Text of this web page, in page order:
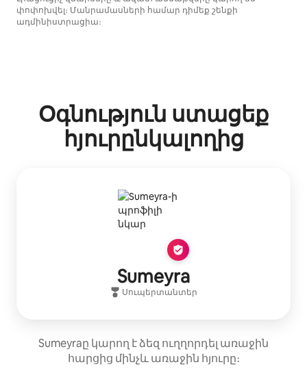
փոփոխվել։ Մանրամասների համար դիմեք շենքի
ադմինիստրացիա։
Օգնություն ստացեք
հյուրընկալողից
Sumeyra
Սուպերտանտեր
Sumeyraը կարող է ձեզ ուղղորդել առաջին
հարցից մինչև առաջին հյուրը։